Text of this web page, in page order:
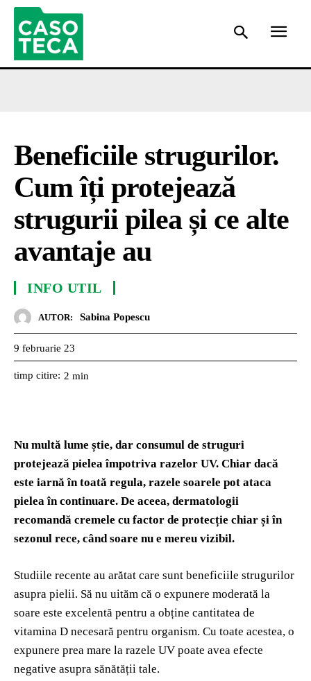
Beneficiile strugurilor.
Cum îți protejează
strugurii pilea și ce alte
avantaje au
INFO UTIL
AUTOR: Sabina Popescu
9 februarie 23
timp citire: 2 min
Nu multă lume știe, dar consumul de struguri
protejează pielea împotriva razelor UV. Chiar dacă
este iarnă în toată regula, razele soarele pot ataca
pielea în continuare. De aceea, dermatologii
recomandă cremele cu factor de protecție chiar și în
sezonul rece, când soare nu e mereu vizibil.
Studiile recente au arătat care sunt beneficiile strugurilor
asupra pielii. Să nu uităm că o expunere moderată la
soare este excelentă pentru a obține cantitatea de
vitamina D necesară pentru organism. Cu toate acestea, o
expunere prea mare la razele UV poate avea efecte
negative asupra sănătății tale.